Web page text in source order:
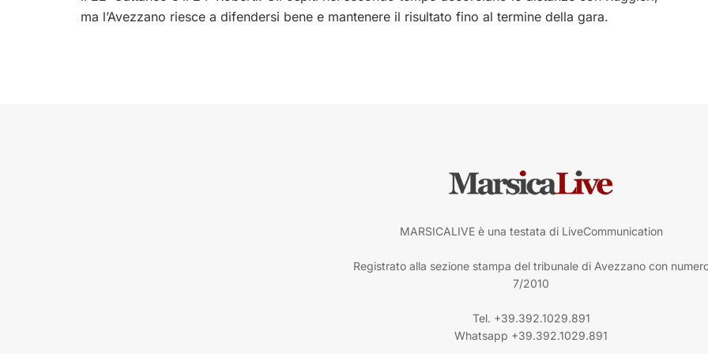
ma l’Avezzano riesce a difendersi bene e mantenere il risultato fino al termine della gara.
MARSICALIVE è una testata di LiveCommunication
Registrato alla sezione stampa del tribunale di Avezzano con
7/2010
Tel. +39.392.1029.891
Whatsapp +39.392.1029.891